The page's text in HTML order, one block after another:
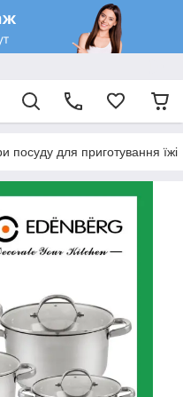
посуду для приготування їжі